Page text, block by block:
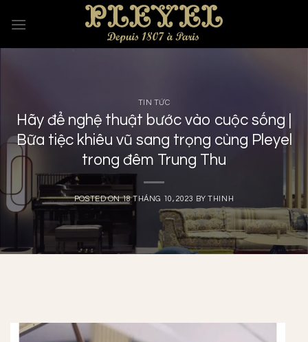
TIN TỨC
Hãy để nghệ thuật bước vào cuộc sống |
Bữa tiệc khiêu vũ sang trọng cùng Pleyel
trong đêm Trung Thu
POSTED ON18 THÁNG 10, 2023 BYTHINH